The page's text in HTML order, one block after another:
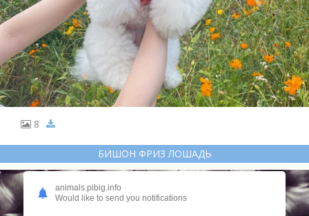
8
БИШОН ФРИЗ ЛОШАДЬ
animals.pibig.info
Would like to send you notifications